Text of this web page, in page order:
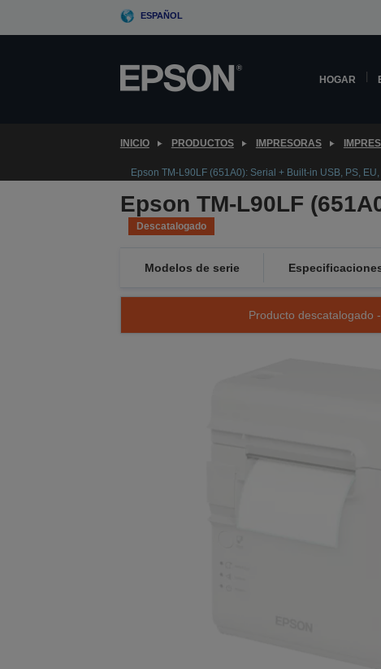
ESPAÑOL
HOGAR
INICIO PRODUCTOS IMPRESORAS
Epson TM-L90LF (651A0): Serial + Built-in USB, PS,
Epson TM-L90LF
Descatalogado
Modelos de serie
Producto descatalogado